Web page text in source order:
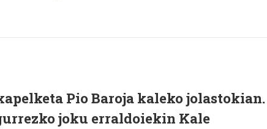
Pio Baroja kaleko jolastokian.
joku erraldoiekin Kale